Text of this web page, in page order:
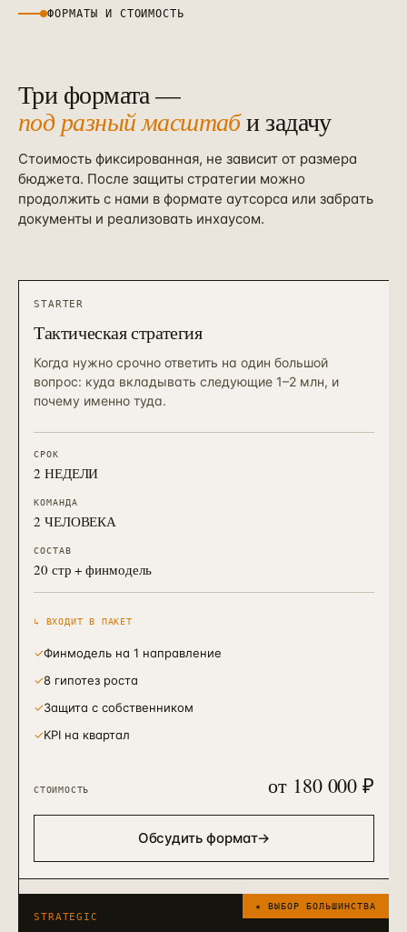
ФОРМАТЫ И СТОИМОСТЬ
Три формата —
под разный масштаби задачу
Стоимость фиксированная, не зависит от размера
бюджета. После защиты стратегии можно
продолжить с нами в формате аутсорса или забрать
документы и реализовать инхаусом.
STARTER
Тактическая стратегия
Когда нужно срочно ответить на один большой
вопрос: куда вкладывать следующие 1–2 млн, и
почему именно туда.
СРОК
2 НЕДЕЛИ
КОМАНДА
2 ЧЕЛОВЕКА
СОСТАВ
20 стр + финмодель
↳ ВХОДИТ В ПАКЕТ
✓Финмодель на 1 направление
✓8 гипотез роста
✓Защита с собственником
✓KPI на квартал
СТОИМОСТЬ от 180 000 ₽
Обсудить формат→
★ ВЫБОР БОЛЬШИНСТВА
STRATEGIC